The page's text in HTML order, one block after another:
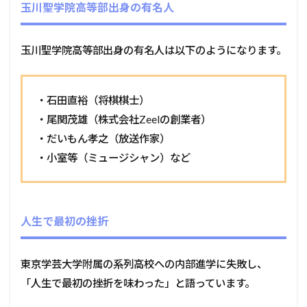
玉川聖学院高等部出身の有名人
玉川聖学院高等部出身の有名人は以下のようになります。
・石田直裕（将棋棋士）
・尾関茂雄（株式会社Zeelの創業者）
・だいもん孝之（放送作家）
・小室等（ミュージシャン）など
人生で最初の挫折
東京学芸大学附属の系列高校への内部進学に失敗し、
「人生で最初の挫折を味わった」と語っています。